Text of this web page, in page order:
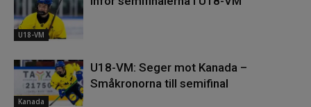
U18-VM
Kanada
U18-VM: Seger mot Kanada –
Småkronorna till semifinal